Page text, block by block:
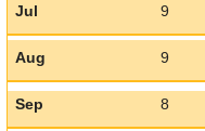
Jul 9
Aug 9
Sep 8